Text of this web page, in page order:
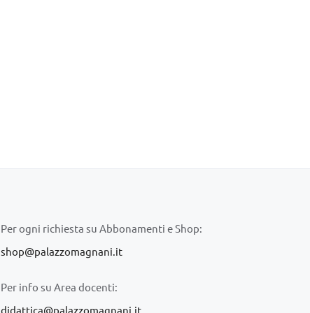
Per ogni richiesta su Abbonamenti e Shop:
shop@palazzomagnani.it
Per info su Area docenti:
didattica@palazzomagnani.it